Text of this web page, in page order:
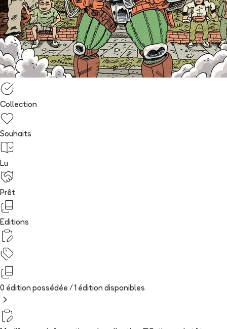
Collection
Souhaits
Lu
Prêt
Editions
0 édition possédée / 1 édition disponibles